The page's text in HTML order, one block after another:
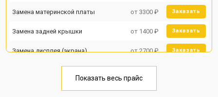
Замена материнской платы от 3300 ₽ Заказать
Замена задней крышки от 1400 ₽ Заказать
Замена дисплея (экрана) от 2700 ₽ Заказать
Замена кнопки включения от 1750 ₽
Показать весь прайс